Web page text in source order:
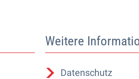
Weitere
Datenschutz